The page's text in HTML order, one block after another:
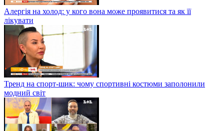
Алергія на холод: у кого вона може проявитися та як її
лікувати
Тренд на спорт-шик: чому спортивні костюми заполонили
модний світ